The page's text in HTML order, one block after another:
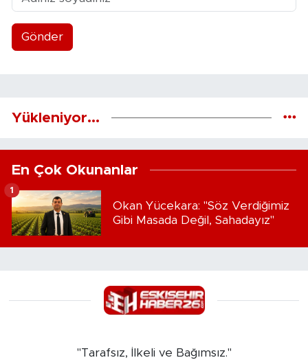
Gönder
Yükleniyor...
En Çok Okunanlar
Okan Yücekara: "Söz Verdiğimiz
Gibi Masada Değil, Sahadayız"
1
"Tarafsız, İlkeli ve Bağımsız."